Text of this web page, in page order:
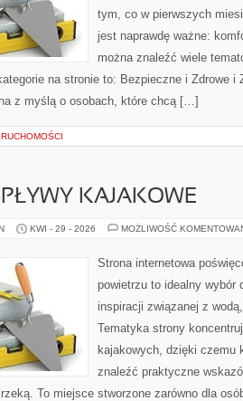
tym, co w pierwszych
jest naprawdę ważne:
można znaleźć wiele
na stronie to: Bezpieczne i Zdrowe i
z myślą o osobach, które chcą […]
KAJAKOWE
KWI - 29 - 2026 MOŻLIWOŚĆ
Strona internetowa
powietrzu to idealny wybór
inspiracji związanej z
Tematyka strony
kajakowych, dzięki czemu
znaleźć praktyczne
To miejsce stworzone zarówno dla